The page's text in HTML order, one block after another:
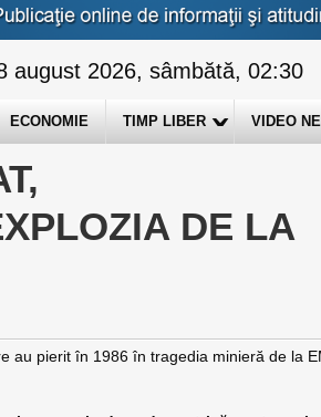
august 2026, sâmbătă, 02:30
ECONOMIE TIMP LIBER VIDEO
DE LA
au pierit în 1986 în tragedia minieră de la